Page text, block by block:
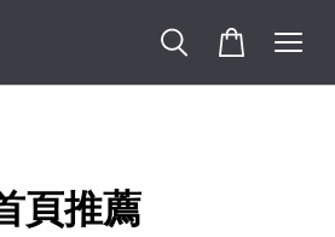
頁推薦